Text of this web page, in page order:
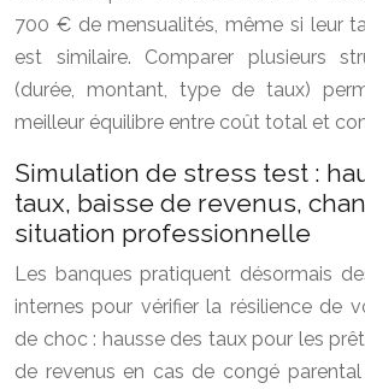
700 € de mensualités, même si leur
est similaire. Comparer plusieurs
(durée, montant, type de taux)
meilleur équilibre entre coût total et
Simulation de stress test :
taux, baisse de revenus,
situation professionnelle
Les banques pratiquent désormais
internes pour vérifier la résilience de
de choc : hausse des taux pour les
de revenus en cas de congé